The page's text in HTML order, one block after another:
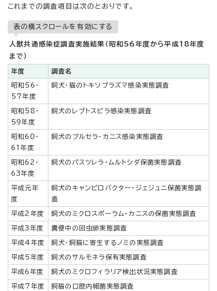
これまでの調査項目は次のとおりです。
表の横スクロールを有効にする
人獣共通感染症調査実施結果（昭和56年度から平成18年度
まで）
年度 調査名
昭和56・
57年度
飼犬・猫のトキソプラズマ感染実態調査
昭和58・
59年度
飼犬のレプトスピラ感染実態調査
昭和60・
61年度
飼犬のブルセラ・カニス感染実態調査
昭和62・
63年度
飼犬のパスツレラ・ムルトシダ保菌実態調査
平成元年
度
飼犬のキャンピロバクター・ジェジュニ保菌実態調
査
平成2年度 飼犬のミクロスポーラム・カニスの保菌実態調査
平成3年度 糞便中の回虫卵実態調査
平成4年度 飼犬・飼猫に寄生するノミの実態調査
平成5年度 飼犬のサルモネラ保有実態調査
平成6年度 飼犬のミクロフィラリア検出状況実態調査
平成7年度 飼猫の口腔内細菌実態調査